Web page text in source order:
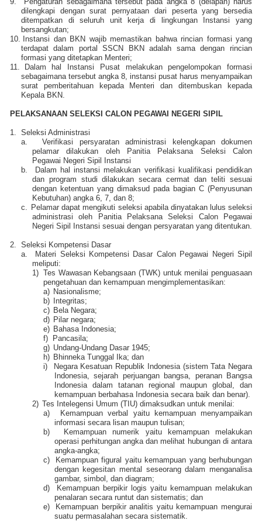
dilengkapi dengan surat pernyataan dari peserta yang bersedia
ditempatkan di seluruh unit kerja di lingkungan Instansi yang
bersangkutan;
10.
Instansi dan BKN wajib memastikan bahwa rincian formasi yang
terdapat dalam portal SSCN BKN adalah sama dengan rincian
formasi yang ditetapkan Menteri;
11.
Dalam hal Instansi Pusat melakukan pengelompokan formasi
sebagaimana tersebut angka 8, instansi pusat harus menyampaikan
surat pemberitahuan kepada Menteri dan ditembuskan kepada
Kepala BKN.
PELAKSANAAN SELEKSI CALON PEGAWAI NEGERI SIPIL
1.
Seleksi Administrasi
a.
Verifikasi persyaratan administrasi kelengkapan dokumen
pelamar dilakukan oleh Panitia Pelaksana Seleksi Calon
Pegawai Negeri Sipil Instansi
b.
Dalam hal instansi melakukan verifikasi kualifikasi pendidikan
dan program studi dilakukan secara cermat dan teliti sesuai
dengan ketentuan yang dimaksud pada bagian C (Penyusunan
Kebutuhan) angka 6, 7, dan 8;
c.
Pelamar dapat mengikuti seleksi apabila dinyatakan lulus seleksi
administrasi oleh Panitia Pelaksana Seleksi Calon Pegawai
Negeri Sipil Instansi sesuai dengan persyaratan yang ditentukan.
2.
Seleksi Kompetensi Dasar
a.
Materi Seleksi Kompetensi Dasar Calon Pegawai Negeri Sipil
meliputi:
1) Tes Wawasan Kebangsaan (TWK) untuk menilai penguasaan
pengetahuan dan kemampuan mengimplementasikan:
a) Nasionalisme;
b)
Integritas;
c) Bela Negara;
d) Pilar negara;
e) Bahasa Indonesia;
f)
Pancasila;
g) Undang-Undang Dasar 1945;
h) Bhinneka Tunggal Ika; dan
i)
Negara Kesatuan Republik Indonesia (sistem Tata Negara
Indonesia, sejarah perjuangan bangsa, peranan Bangsa
Indonesia dalam tatanan regional maupun global, dan
kemampuan berbahasa Indonesia secara baik dan benar).
2) Tes Intelegensi Umum (TIU) dimaksudkan untuk menilai:
a)
Kemampuan verbal yaitu kemampuan menyampaikan
informasi secara lisan maupun tulisan;
b)
Kemampuan numerik yaitu kemampuan melakukan
operasi perhitungan angka dan melihat hubungan di antara
angka-angka;
c)
Kemampuan figural yaitu kemampuan yang berhubungan
dengan kegesitan mental seseorang dalam menganalisa
gambar, simbol, dan diagram;
d)
Kemampuan berpikir logis yaitu kemampuan melakukan
penalaran secara runtut dan sistematis; dan
e)
Kemampuan berpikir analitis yaitu kemampuan mengurai
suatu permasalahan secara sistematik.